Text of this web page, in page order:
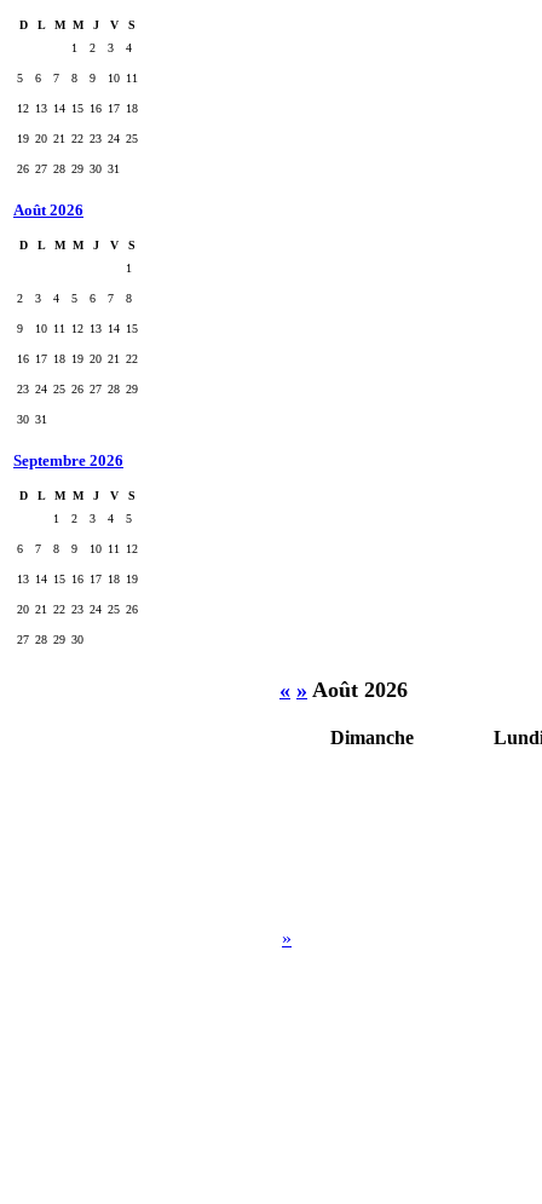
D L M M J V
S
1
2 3 4
5 6 7 8 9 10 11
12 13 14 15 16 17 18
19 20 21 22 23 24 25
26 27 28 29 30 31
Août 2026
D L M M J V
S
1
2 3 4 5 6 7 8
9 10 11 12 13 14 15
16 17 18 19 20 21 22
23 24 25 26 27 28 29
30 31
Septembre 2026
D L M M J V
S
1
2 3 4 5
6 7 8 9 10 11 12
13 14 15 16 17 18 19
20 21 22 23 24 25 26
27 28 29 30
« » Août 2026
Dimanche
»